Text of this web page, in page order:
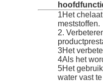
1Het
meststoffen.
2.
3Het
4Als het
5Het
water vast